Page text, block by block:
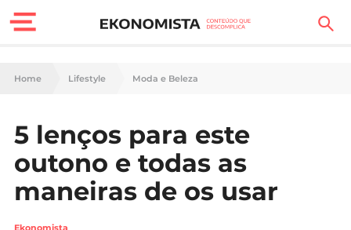
Finanças Pessoais
Carreira
Casa
Lifestyle
Home Lifestyle Moda e Beleza
5 lenços para este
outono e todas as
maneiras de os usar
Ekonomista